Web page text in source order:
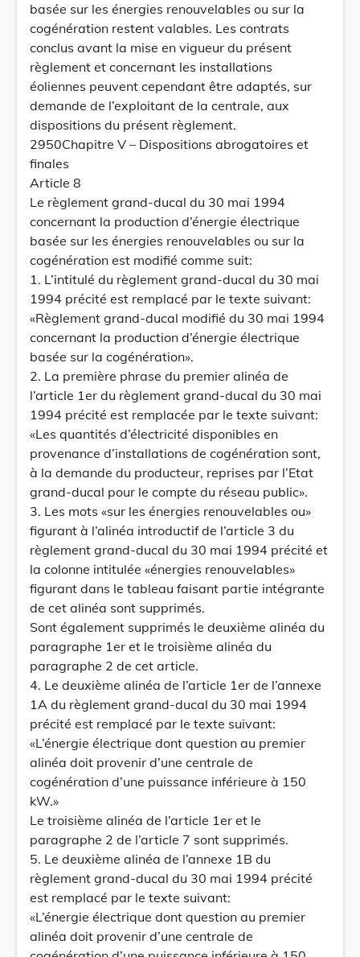
basée sur les énergies renouvelables ou sur la
cogénération restent valables. Les contrats
conclus avant la mise en vigueur du présent
règlement et concernant les installations
éoliennes peuvent cependant être adaptés, sur
demande de l’exploitant de la centrale, aux
dispositions du présent règlement.
2950Chapitre V – Dispositions abrogatoires et
finales
Article 8
Le règlement grand-ducal du 30 mai 1994
concernant la production d’énergie électrique
basée sur les énergies renouvelables ou sur la
cogénération est modifié comme suit:
1. L’intitulé du règlement grand-ducal du 30 mai
1994 précité est remplacé par le texte suivant:
«Règlement grand-ducal modifié du 30 mai 1994
concernant la production d’énergie électrique
basée sur la cogénération».
2. La première phrase du premier alinéa de
l’article 1er du règlement grand-ducal du 30 mai
1994 précité est remplacée par le texte suivant:
«Les quantités d’électricité disponibles en
provenance d’installations de cogénération sont,
à la demande du producteur, reprises par l’Etat
grand-ducal pour le compte du réseau public».
3. Les mots «sur les énergies renouvelables ou»
figurant à l’alinéa introductif de l’article 3 du
règlement grand-ducal du 30 mai 1994 précité et
la colonne intitulée «énergies renouvelables»
figurant dans le tableau faisant partie intégrante
de cet alinéa sont supprimés.
Sont également supprimés le deuxième alinéa du
paragraphe 1er et le troisième alinéa du
paragraphe 2 de cet article.
4. Le deuxième alinéa de l’article 1er de l’annexe
1A du règlement grand-ducal du 30 mai 1994
précité est remplacé par le texte suivant:
«L’énergie électrique dont question au premier
alinéa doit provenir d’une centrale de
cogénération d’une puissance inférieure à 150
kW.»
Le troisième alinéa de l’article 1er et le
paragraphe 2 de l’article 7 sont supprimés.
5. Le deuxième alinéa de l’annexe 1B du
règlement grand-ducal du 30 mai 1994 précité
est remplacé par le texte suivant:
«L’énergie électrique dont question au premier
alinéa doit provenir d’une centrale de